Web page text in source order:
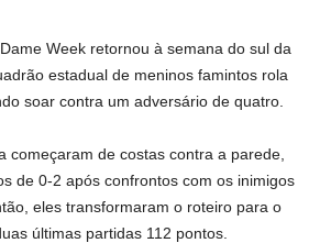
Week retornou à semana do sul da
estadual de meninos famintos rola
soar contra um adversário de quatro.
começaram de costas contra a parede,
de 0-2 após confrontos com os inimigos
eles transformaram o roteiro para o
últimas partidas 112 pontos.